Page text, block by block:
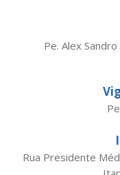
Pe. Alex
Rua Presidente